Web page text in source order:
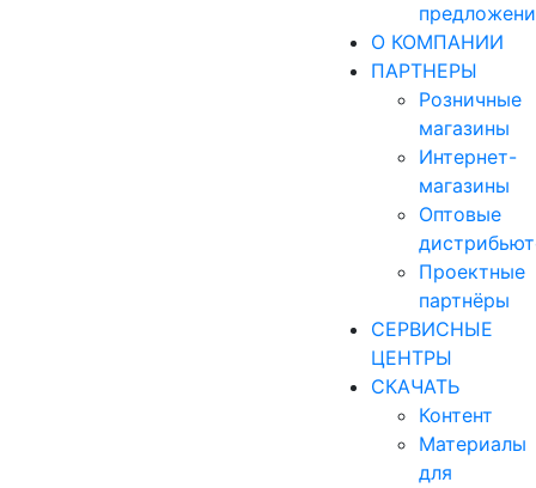
О КОМПАНИИ
ПАРТНЕРЫ
Розничные
магазины
Интернет-
магазины
Оптовые
Проектные
партнёры
СЕРВИСНЫЕ
ЦЕНТРЫ
СКАЧАТЬ
Контент
Материалы
для